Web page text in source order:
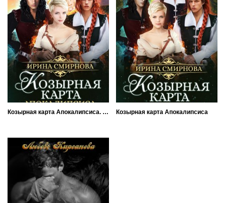
Козырная карта Апокалипсиса. Книга 2 Козырная карта Апокалипсиса